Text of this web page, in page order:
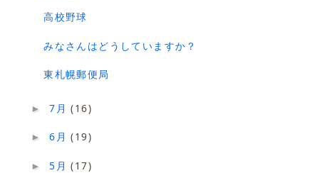
高校野球
みなさんはどうしていますか？
東札幌郵便局
►7月(16)
►6月(19)
►5月(17)